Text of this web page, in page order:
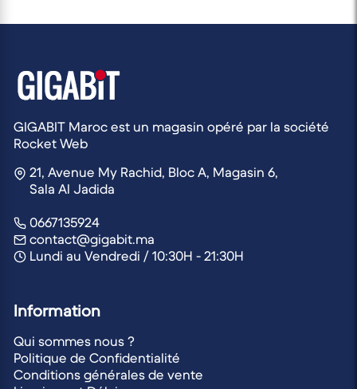
GIGABIT Maroc est un magasin opéré par la société
Rocket Web
21, Avenue My Rachid, Bloc A, Magasin 6,
Sala Al Jadida
0667135924
contact@gigabit.ma
Lundi au Vendredi / 10:30H - 21:30H
Information
Qui sommes nous ?
Politique de Confidentialité
Conditions générales de vente